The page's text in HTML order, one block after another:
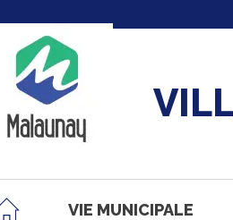
VIE MUNICIPALE